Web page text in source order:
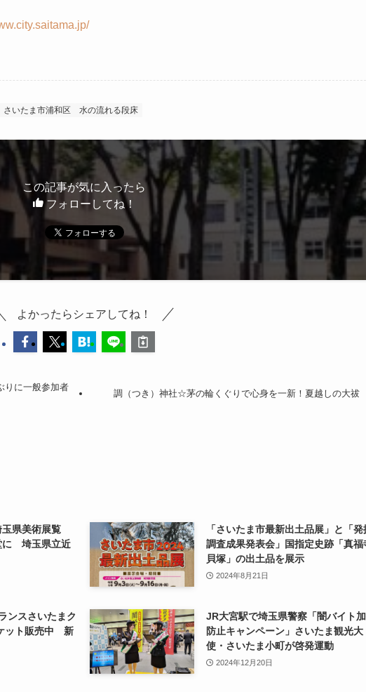
さいたま市浦和区 水の流れる段床
この記事が気に入ったら
フォローしてね！
よかったらシェアしてね！
りに一般参加者
調（つき）神社☆茅の輪くぐりで心身を一新！夏越しの大祓
玉県美術展覧
に 埼玉県立近
「さいたま市最新出土品展」と「発
調査成果発表会」国指定史跡「真福
貝塚」の出土品を展示
2024年8月21日
ンスさいたまク
ット販売中 新
JR大宮駅で埼玉県警察「闇バイト
防止キャンペーン」さいたま観光大
使・さいたま小町が啓発運動
2024年12月20日